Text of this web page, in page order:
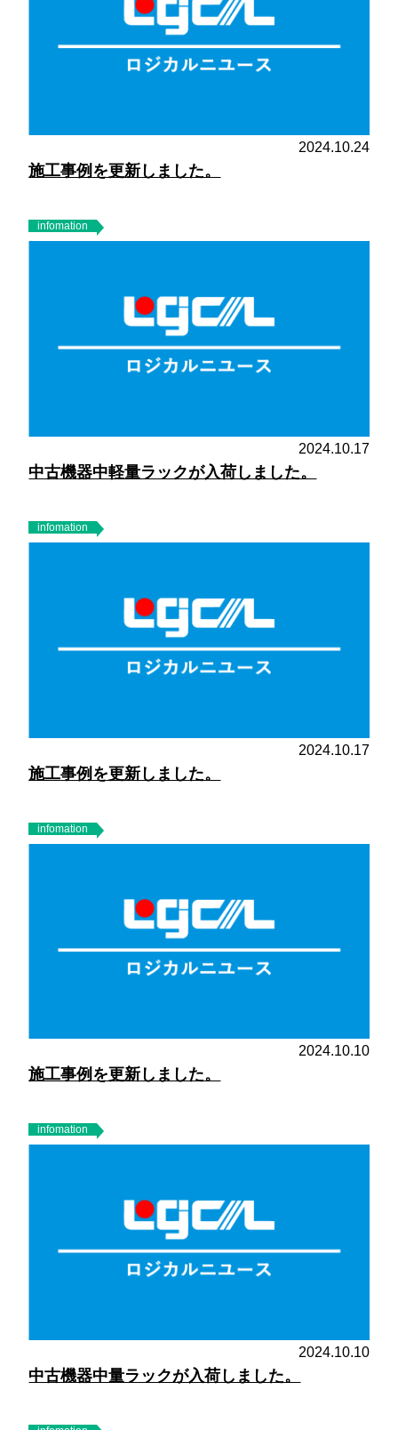
2024.10.24
施工事例を更新しました。
infomation
2024.10.17
中古機器中軽量ラックが入荷しました。
infomation
2024.10.17
施工事例を更新しました。
infomation
2024.10.10
施工事例を更新しました。
infomation
2024.10.10
中古機器中量ラックが入荷しました。